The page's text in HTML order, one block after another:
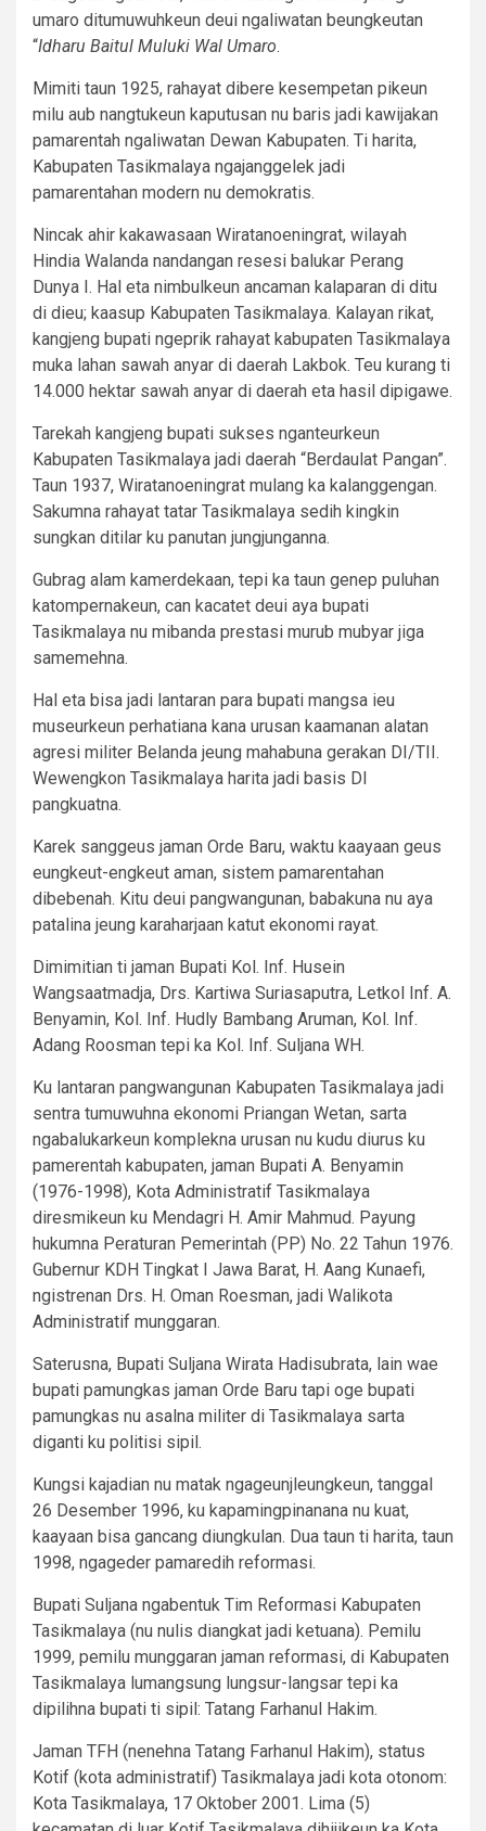
umaro ditumuwuhkeun deui ngaliwatan beungkeutan
“Idharu Baitul Muluki Wal Umaro.
Mimiti taun 1925, rahayat dibere kesempetan pikeun
milu aub nangtukeun kaputusan nu baris jadi kawijakan
pamarentah ngaliwatan Dewan Kabupaten. Ti harita,
Kabupaten Tasikmalaya ngajanggelek jadi
pamarentahan modern nu demokratis.
Nincak ahir kakawasaan Wiratanoeningrat, wilayah
Hindia Walanda nandangan resesi balukar Perang
Dunya I. Hal eta nimbulkeun ancaman kalaparan di ditu
di dieu; kaasup Kabupaten Tasikmalaya. Kalayan rikat,
kangjeng bupati ngeprik rahayat kabupaten Tasikmalaya
muka lahan sawah anyar di daerah Lakbok. Teu kurang ti
14.000 hektar sawah anyar di daerah eta hasil dipigawe.
Tarekah kangjeng bupati sukses nganteurkeun
Kabupaten Tasikmalaya jadi daerah “Berdaulat Pangan”.
Taun 1937, Wiratanoeningrat mulang ka kalanggengan.
Sakumna rahayat tatar Tasikmalaya sedih kingkin
sungkan ditilar ku panutan jungjunganna.
Gubrag alam kamerdekaan, tepi ka taun genep puluhan
katompernakeun, can kacatet deui aya bupati
Tasikmalaya nu mibanda prestasi murub mubyar jiga
samemehna.
Hal eta bisa jadi lantaran para bupati mangsa ieu
museurkeun perhatiana kana urusan kaamanan alatan
agresi militer Belanda jeung mahabuna gerakan DI/TII.
Wewengkon Tasikmalaya harita jadi basis DI
pangkuatna.
Karek sanggeus jaman Orde Baru, waktu kaayaan geus
eungkeut-engkeut aman, sistem pamarentahan
dibebenah. Kitu deui pangwangunan, babakuna nu aya
patalina jeung karaharjaan katut ekonomi rayat.
Dimimitian ti jaman Bupati Kol. Inf. Husein
Wangsaatmadja, Drs. Kartiwa Suriasaputra, Letkol Inf. A.
Benyamin, Kol. Inf. Hudly Bambang Aruman, Kol. Inf.
Adang Roosman tepi ka Kol. Inf. Suljana WH.
Ku lantaran pangwangunan Kabupaten Tasikmalaya jadi
sentra tumuwuhna ekonomi Priangan Wetan, sarta
ngabalukarkeun komplekna urusan nu kudu diurus ku
pamerentah kabupaten, jaman Bupati A. Benyamin
(1976-1998), Kota Administratif Tasikmalaya
diresmikeun ku Mendagri H. Amir Mahmud. Payung
hukumna Peraturan Pemerintah (PP) No. 22 Tahun 1976.
Gubernur KDH Tingkat I Jawa Barat, H. Aang Kunaefi,
ngistrenan Drs. H. Oman Roesman, jadi Walikota
Administratif munggaran.
Saterusna, Bupati Suljana Wirata Hadisubrata, lain wae
bupati pamungkas jaman Orde Baru tapi oge bupati
pamungkas nu asalna militer di Tasikmalaya sarta
diganti ku politisi sipil.
Kungsi kajadian nu matak ngageunjleungkeun, tanggal
26 Desember 1996, ku kapamingpinanana nu kuat,
kaayaan bisa gancang diungkulan. Dua taun ti harita, taun
1998, ngageder pamaredih reformasi.
Bupati Suljana ngabentuk Tim Reformasi Kabupaten
Tasikmalaya (nu nulis diangkat jadi ketuana). Pemilu
1999, pemilu munggaran jaman reformasi, di Kabupaten
Tasikmalaya lumangsung lungsur-langsar tepi ka
dipilihna bupati ti sipil: Tatang Farhanul Hakim.
Jaman TFH (nenehna Tatang Farhanul Hakim), status
Kotif (kota administratif) Tasikmalaya jadi kota otonom:
Kota Tasikmalaya, 17 Oktober 2001. Lima (5)